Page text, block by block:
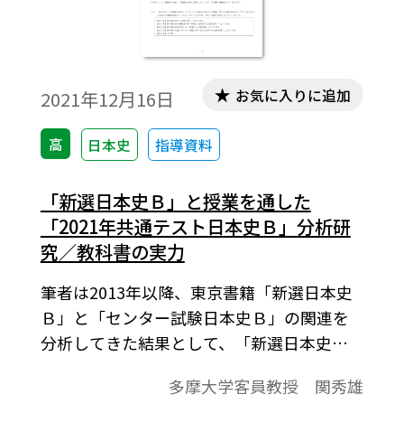
2021年12月16日
高 日本史 指導資料
お気に入りに追加
「新選日本史Ｂ」と授業を通した
「2021年共通テスト日本史Ｂ」分析研
究／教科書の実力
筆者は2013年以降、東京書籍「新選日本史
Ｂ」と「センター試験日本史Ｂ」の関連を
分析してきた結果として、「新選日本史
を証明してきました。では、2021年1月に初
多摩大学客員教授 関秀雄